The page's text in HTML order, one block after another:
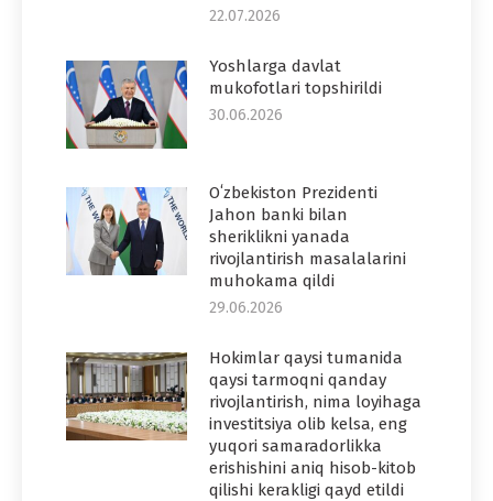
22.07.2026
Yoshlarga davlat
mukofotlari topshirildi
30.06.2026
Oʻzbekiston Prezidenti
Jahon banki bilan
sheriklikni yanada
rivojlantirish masalalarini
muhokama qildi
29.06.2026
Hokimlar qaysi tumanida
qaysi tarmoqni qanday
rivojlantirish, nima loyihaga
investitsiya olib kelsa, eng
yuqori samaradorlikka
erishishini aniq hisob-kitob
qilishi kerakligi qayd etildi